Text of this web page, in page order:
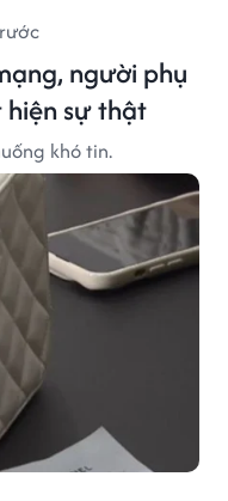
người phụ
sự thật
khó tin.